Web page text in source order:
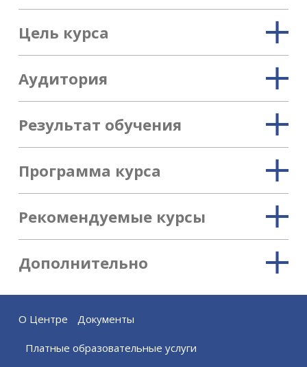
Цель курса
Аудитория
Результат обучения
Программа курса
Рекомендуемые курсы
Дополнительно
О Центре Документы
Платные образовательные услуги